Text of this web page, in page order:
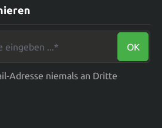
OK
Adresse niemals an Dritte